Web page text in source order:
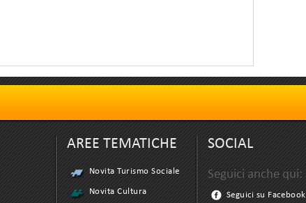
AREE TEMATICHE
Novita Turismo Sociale
Novita Cultura
SOCIAL
Seguici anche qui:
Seguici su Facebook